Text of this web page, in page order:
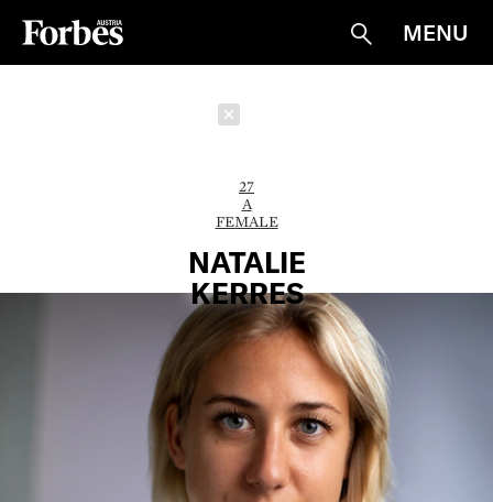
Suche
MENU
27
A
FEMALE
NATALIE
KERRES